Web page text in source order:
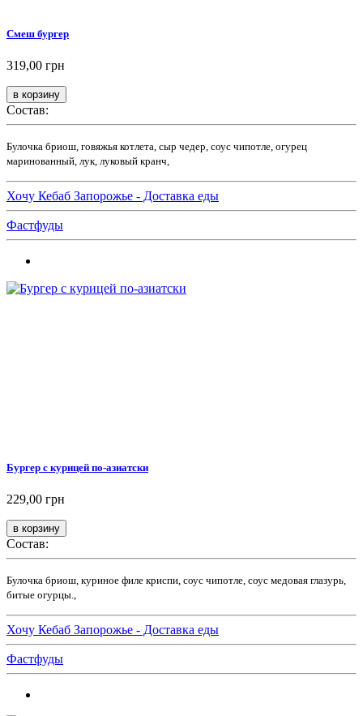
Смеш бургер
319,00 грн
Состав:
Булочка бриош, говяжья котлета, сыр чедер, соус чипотле, огурец
маринованный, лук, луковый кранч,
Хочу Кебаб Запорожье - Доставка еды
Фастфуды
Бургер с курицей по-азиатски
229,00 грн
Состав:
Булочка бриош, куриное филе криспи, соус чипотле, соус медовая глазурь,
битые огурцы.,
Хочу Кебаб Запорожье - Доставка еды
Фастфуды